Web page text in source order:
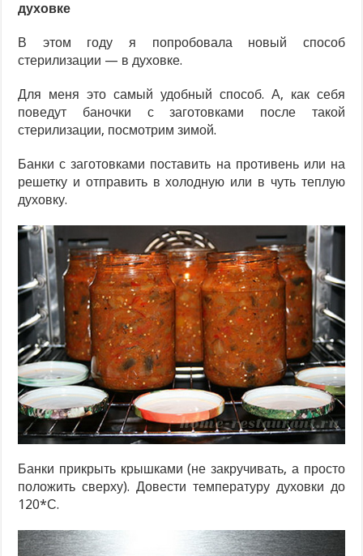
духовке
В этом году я попробовала новый способ
стерилизации — в духовке.
Для меня это самый удобный способ. А, как себя
поведут баночки с заготовками после такой
стерилизации, посмотрим зимой.
Банки с заготовками поставить на противень или на
решетку и отправить в холодную или в чуть теплую
духовку.
Банки прикрыть крышками (не закручивать, а просто
положить сверху). Довести температуру духовки до
120*С.